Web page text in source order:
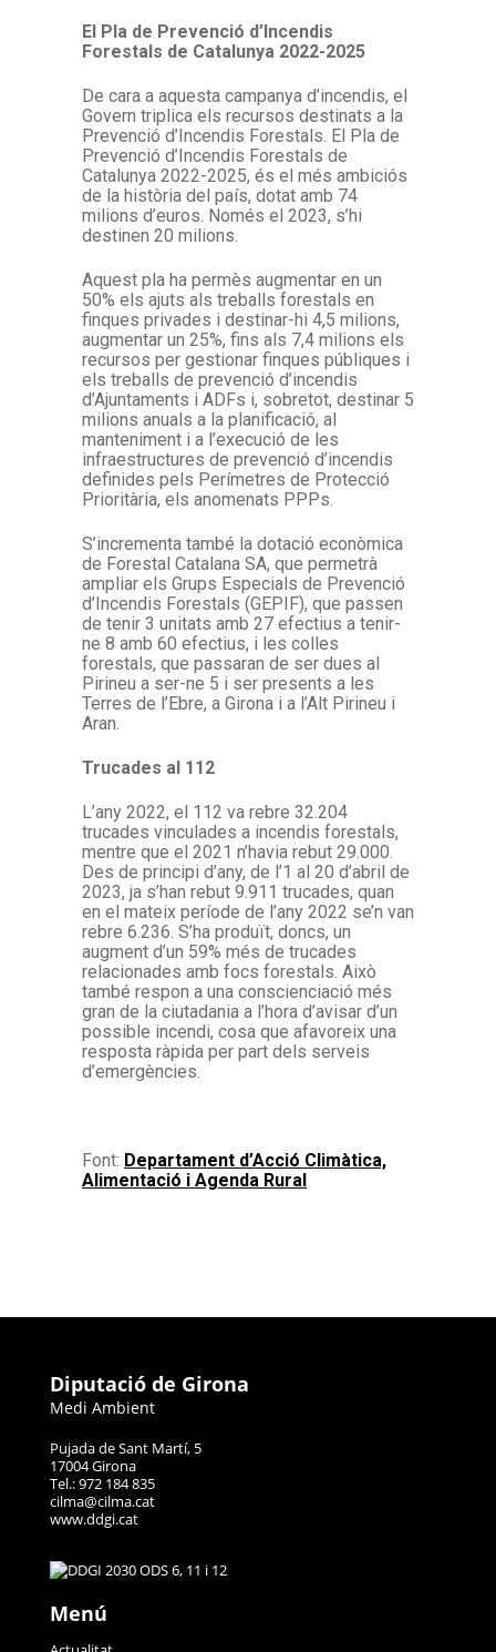
El Pla de Prevenció d’Incendis
Forestals de Catalunya 2022-2025
De cara a aquesta campanya d’incendis, el
Govern triplica els recursos destinats a la
Prevenció d’Incendis Forestals. El Pla de
Prevenció d’Incendis Forestals de
Catalunya 2022-2025, és el més ambiciós
de la història del país, dotat amb 74
milions d’euros. Només el 2023, s’hi
destinen 20 milions.
Aquest pla ha permès augmentar en un
50% els ajuts als treballs forestals en
finques privades i destinar-hi 4,5 milions,
augmentar un 25%, fins als 7,4 milions els
recursos per gestionar finques públiques i
els treballs de prevenció d’incendis
d’Ajuntaments i ADFs i, sobretot, destinar 5
milions anuals a la planificació, al
manteniment i a l’execució de les
infraestructures de prevenció d’incendis
definides pels Perímetres de Protecció
Prioritària, els anomenats PPPs.
S’incrementa també la dotació econòmica
de Forestal Catalana SA, que permetrà
ampliar els Grups Especials de Prevenció
d’Incendis Forestals (GEPIF), que passen
de tenir 3 unitats amb 27 efectius a tenir-
ne 8 amb 60 efectius, i les colles
forestals, que passaran de ser dues al
Pirineu a ser-ne 5 i ser presents a les
Terres de l’Ebre, a Girona i a l’Alt Pirineu i
Aran.
Trucades al 112
L’any 2022, el 112 va rebre 32.204
trucades vinculades a incendis forestals,
mentre que el 2021 n’havia rebut 29.000.
Des de principi d’any, de l’1 al 20 d’abril de
2023, ja s’han rebut 9.911 trucades, quan
en el mateix període de l’any 2022 se’n van
rebre 6.236. S’ha produït, doncs, un
augment d’un 59% més de trucades
relacionades amb focs forestals. Això
també respon a una conscienciació més
gran de la ciutadania a l’hora d’avisar d’un
possible incendi, cosa que afavoreix una
resposta ràpida per part dels serveis
d’emergències.
Font: Departament d’Acció Climàtica,
Alimentació i Agenda Rural
Diputació de Girona
Medi Ambient
Pujada de Sant Martí, 5
17004 Girona
Tel.: 972 184 835
cilma@cilma.cat
www.ddgi.cat
Menú